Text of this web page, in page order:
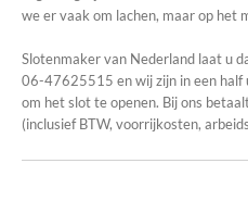
we er vaak om lachen, maar op het
Slotenmaker van Nederland laat u
06-47625515 en wij zijn in een half
om het slot te openen. Bij ons
(inclusief BTW, voorrijkosten,